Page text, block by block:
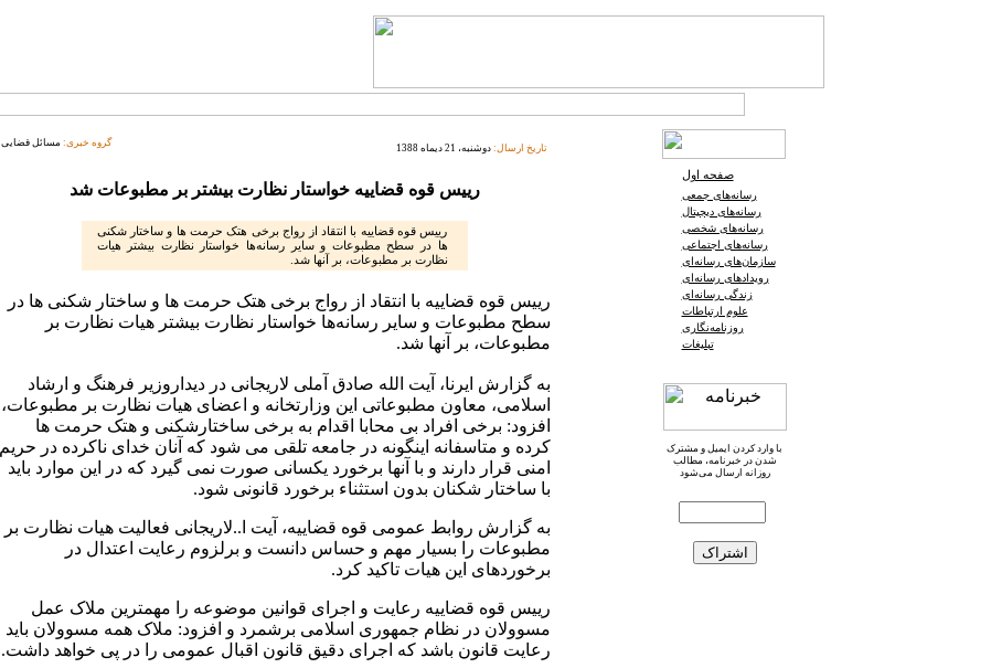
گروه خبری: مسائل قضایی تاریخ ارسال: دوشنبه، 21 دیماه 1388
رییس قوه قضاییه خواستار نظارت بیشتر بر مطبوعات شد
رییس قوه قضاییه با انتقاد از رواج برخی هتک حرمت ها و ساختار شکنی
ها در سطح مطبوعات و سایر رسانه‌ها خواستار نظارت بیشتر هیات
نظارت بر مطبوعات، بر آنها شد.
رییس قوه قضاییه با انتقاد از رواج برخی هتک حرمت ها و ساختار شکنی ها در
سطح مطبوعات و سایر رسانه‌ها خواستار نظارت بیشتر هیات نظارت بر
مطبوعات، بر آنها شد.
به گزارش ایرنا، آیت الله صادق آملی لاریجانی در دیداروزیر فرهنگ و ارشاد
اسلامی، معاون مطبوعاتی این وزارتخانه و اعضای هیات نظارت بر مطبوعات،
افزود: برخی افراد بی محابا اقدام به برخی ساختارشکنی و هتک حرمت ها
کرده و متاسفانه اینگونه در جامعه تلقی می شود که آنان خدای ناکرده در حریم
امنی قرار دارند و با آنها برخورد یکسانی صورت نمی گیرد که در این موارد باید
با ساختار شکنان بدون استثناء برخورد قانونی شود.
به گزارش روابط عمومی قوه قضاییه، آیت ا..لاریجانی فعالیت هیات نظارت بر
مطبوعات را بسیار مهم و حساس دانست و برلزوم رعایت اعتدال در
برخوردهای این هیات تاکید کرد.
رییس قوه قضاییه رعایت و اجرای قوانین موضوعه را مهمترین ملاک عمل
مسوولان در نظام جمهوری اسلامی برشمرد و افزود: ملاک همه مسوولان باید
رعایت قانون باشد که اجرای دقیق قانون اقبال عمومی را در پی خواهد داشت.
صفحه اول
رسانه‌های جمعی
رسانه‌های دیجیتال
رسانه‌های شخصی
رسانه‌های اجتماعی
سازمان‌های رسانه‌ای
رویدادهای رسانه‌ای
زندگی رسانه‌ای
علوم ارتباطات
روزنامه‌نگاری
تبلیغات
با وارد کردن ایمیل و مشترک
شدن در خبرنامه، مطالب
روزانه ارسال می‌شود